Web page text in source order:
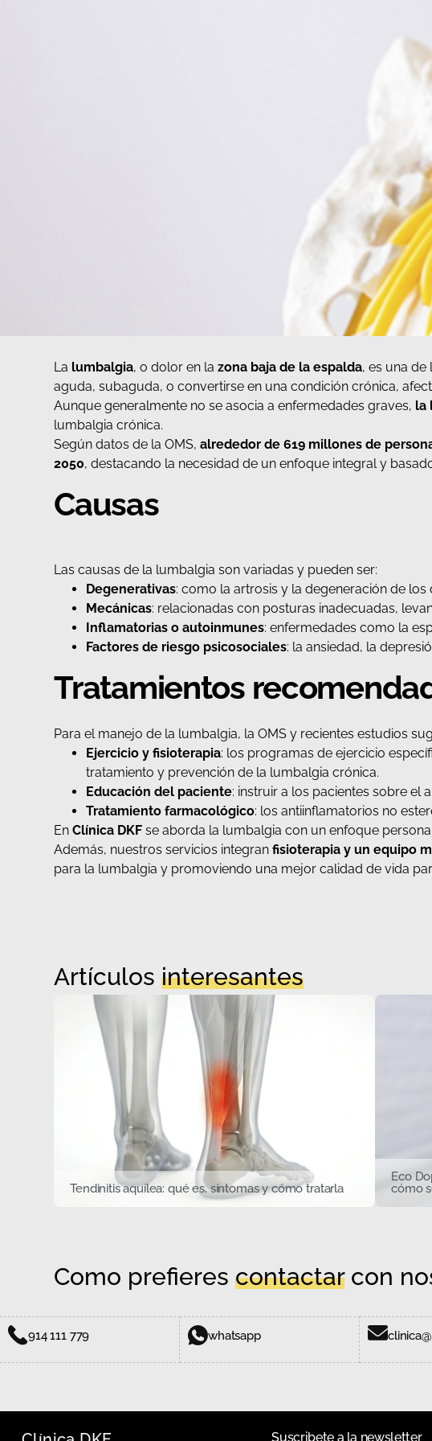
La lumbalgia, o dolor en la zona baja de la espalda, es una
aguda, subaguda, o convertirse en una condición crónica,
Aunque generalmente no se asocia a enfermedades graves, la
lumbalgia crónica.
Según datos de la OMS,alrededor de 619 millones de
2050, destacando la necesidad de un enfoque integral y
Causas
Las causas de la lumbalgia son variadas y pueden ser:
Degenerativas: como la artrosis y la degeneración de los
Mecánicas: relacionadas con posturas inadecuadas,
Inflamatorias o autoinmunes: enfermedades como la
Factores de riesgo psicosociales: la ansiedad, la
Tratamientos
Para el manejo de la lumbalgia, la OMS y recientes estudios
Ejercicio y fisioterapia: los programas de ejercicio
tratamiento y prevención de la lumbalgia crónica.
Educación del paciente: instruir a los pacientes sobre
Tratamiento farmacológico: los antiinflamatorios no
En Clínica DKFse aborda la lumbalgia con un enfoque
Además, nuestros servicios integranfisioterapia y un equipo
para la lumbalgia y promoviendo una mejor calidad de vida
Artículosinteresantes
Tendinitis aquílea: qué es, síntomas y cómo tratarla
Eco
cómo
Como prefierescontactarcon
914 111 779 whatsapp
Suscribete a la newsletter